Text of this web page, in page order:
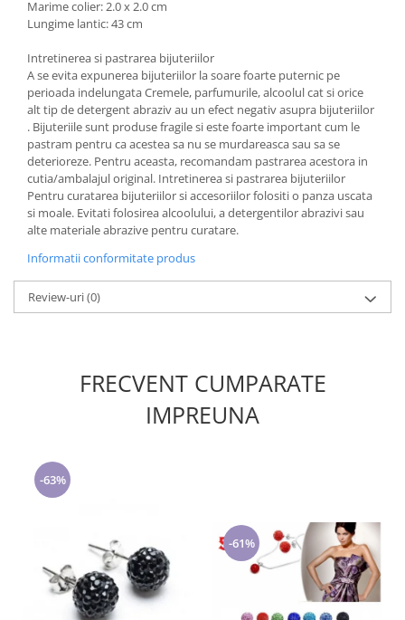
Marime colier: 2.0 x 2.0 cm
Lungime lantic: 43 cm
Intretinerea si pastrarea bijuteriilor
A se evita expunerea bijuteriilor la soare foarte puternic pe
perioada indelungata Cremele, parfumurile, alcoolul cat si orice
alt tip de detergent abraziv au un efect negativ asupra bijuteriilor
. Bijuteriile sunt produse fragile si este foarte important cum le
pastram pentru ca acestea sa nu se murdareasca sau sa se
deterioreze. Pentru aceasta, recomandam pastrarea acestora in
cutia/ambalajul original. Intretinerea si pastrarea bijuteriilor
Pentru curatarea bijuteriilor si accesoriilor folositi o panza uscata
si moale. Evitati folosirea alcoolului, a detergentilor abrazivi sau
alte materiale abrazive pentru curatare.
Informatii conformitate produs
Review-uri(0)
FRECVENT CUMPARATE
IMPREUNA
-63%
-61%